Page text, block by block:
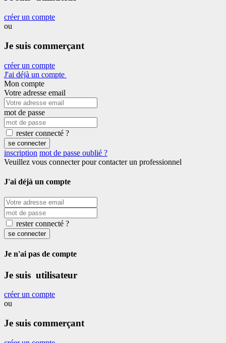
créer un compte
ou
Je suis commerçant
créer un compte
J'ai déjà un compte
Mon compte
Votre adresse email
mot de passe
rester connecté ?
se connecter
inscription mot de passe oublié ?
Veuillez vous connecter pour contacter un professionnel
J'ai déjà un compte
rester connecté ?
se connecter
Je n'ai pas de compte
Je suis utilisateur
créer un compte
ou
Je suis commerçant